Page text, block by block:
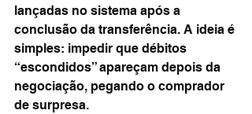
lançadas no sistema após a
conclusão da transferência. A ideia é
simples: impedir que débitos
“escondidos” apareçam depois da
negociação, pegando o comprador
de surpresa.